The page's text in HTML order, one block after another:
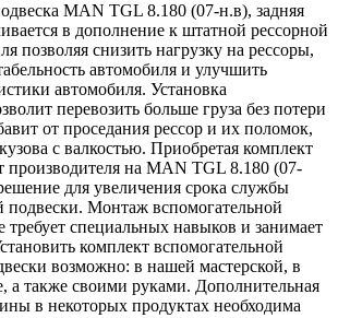
MAN TGL 8.180 (07-н.в), задняя
в дополнение к штатной рессорной
позволяя снизить нагрузку на рессоры,
автомобиля и улучшить
автомобиля. Установка
перевозить больше груза без потери
от проседания рессор и их поломок,
с валкостью. Приобретая комплект
производителя на MAN TGL 8.180 (07-
для увеличения срока службы
подвески. Монтаж вспомогательной
требует специальных навыков и занимает
комплект вспомогательной
возможно: в нашей мастерской, в
а также своими руками. Дополнительная
в некоторых продуктах необходима